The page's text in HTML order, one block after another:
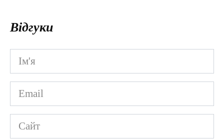
Відгуки
Ім'я
*
Email
*
Сайт